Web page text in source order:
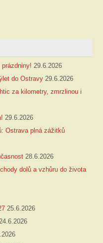
29.6.2026
do Ostravy 29.6.2026
za kilometry, zmrzlinou i
29.6.2026
Ostrava plná zážitků
28.6.2026
dolů a vzhůru do života
25.6.2026